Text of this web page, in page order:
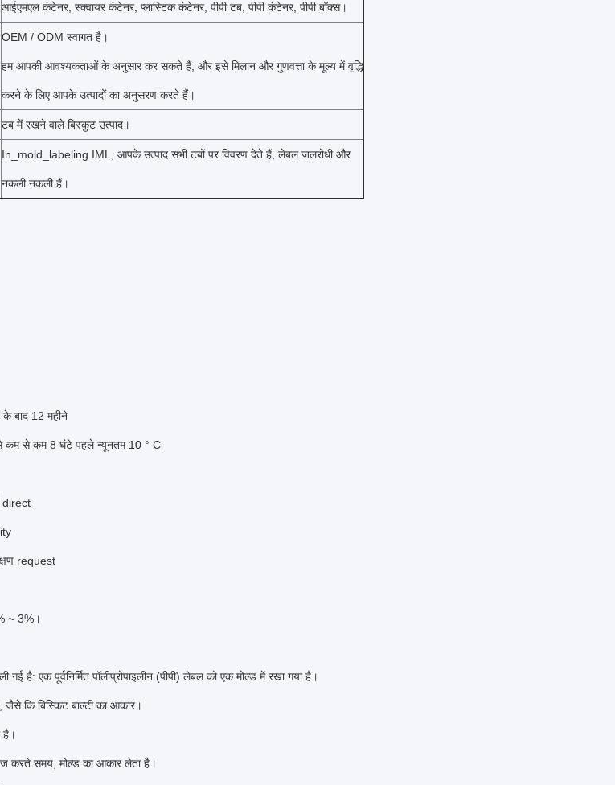
आईएमएल कंटेनर, स्क्वायर कंटेनर, प्लास्टिक कंटेनर, पीपी टब, पीपी कंटेनर, पीपी बॉक्स।
OEM / ODM स्वागत है।
हम आपकी आवश्यकताओं के अनुसार कर सकते हैं, और इसे मिलान और गुणवत्ता के मूल्य में वृद्धि
करने के लिए आपके उत्पादों का अनुसरण करते हैं।
टब में रखने वाले बिस्कुट उत्पाद।
In_mold_labeling IML, आपके उत्पाद सभी टबों पर विवरण देते हैं, लेबल जलरोधी और
नकली नकली हैं।
के बाद 12 महीने
कम से कम 8 घंटे पहले न्यूनतम 10 ° C
direct
request
~ 3%।
है: एक पूर्वनिर्मित पॉलीप्रोपाइलीन (पीपी) लेबल को एक मोल्ड में रखा गया है।
कि बिस्किट बाल्टी का आकार।
है।
करते समय, मोल्ड का आकार लेता है।